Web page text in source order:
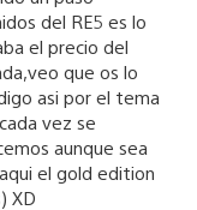
del RE5 es lo
el precio del
que os lo
asi por el tema
vez se
aunque sea
el gold edition
XD